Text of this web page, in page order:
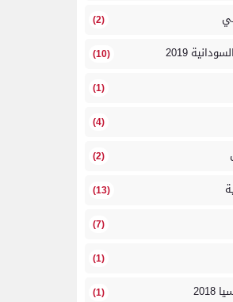
(2)
2019
(10)
(1)
(4)
(2)
(13)
(7)
(1)
(1)